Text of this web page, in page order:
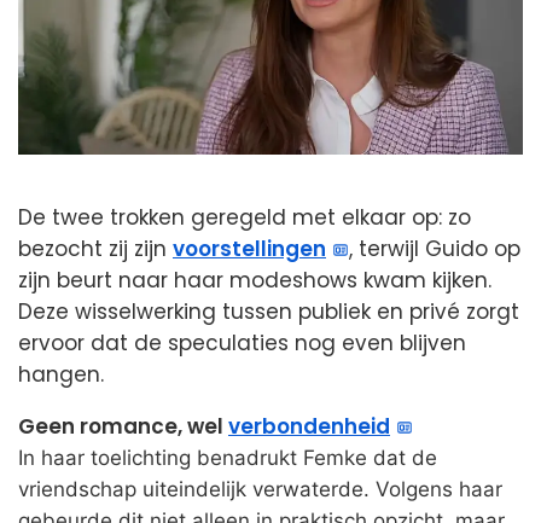
De twee trokken geregeld met elkaar op: zo
bezocht zij zijn voorstellingen
, terwijl Guido op
zijn beurt naar haar modeshows kwam kijken.
Deze wisselwerking tussen publiek en privé zorgt
ervoor dat de speculaties nog even blijven
hangen.
Geen romance, wel verbondenheid
In haar toelichting benadrukt Femke dat de
vriendschap uiteindelijk verwaterde. Volgens haar